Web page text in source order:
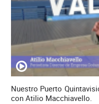
Nuestro Puerto
con Atilio Macchiavello.